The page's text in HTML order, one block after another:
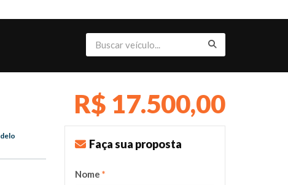
R$ 17.500,00
Faça sua proposta
Nome *